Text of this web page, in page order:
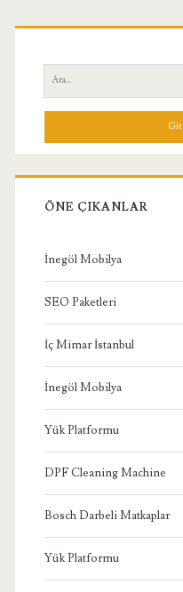
Birincil
Yan
Menü
Ara:
ÖNE ÇIKANLAR
İnegöl Mobilya
SEO Paketleri
İç Mimar İstanbul
İnegöl Mobilya
Yük Platformu
DPF Cleaning Machine
Bosch Darbeli Matkaplar
Yük Platformu